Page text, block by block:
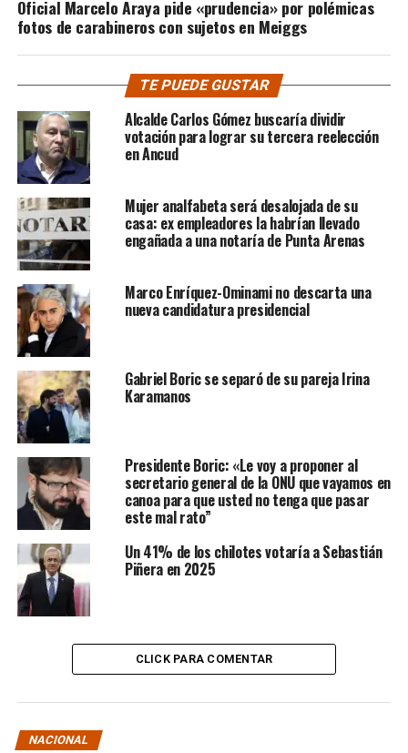
Oficial Marcelo Araya pide «prudencia» por polémicas
fotos de carabineros con sujetos en Meiggs
TE PUEDE GUSTAR
Alcalde Carlos Gómez buscaría dividir
votación para lograr su tercera reelección
en Ancud
Mujer analfabeta será desalojada de su
casa: ex empleadores la habrían llevado
engañada a una notaría de Punta Arenas
Marco Enríquez-Ominami no descarta una
nueva candidatura presidencial
Gabriel Boric se separó de su pareja Irina
Karamanos
Presidente Boric: «Le voy a proponer al
secretario general de la ONU que vayamos en
canoa para que usted no tenga que pasar
este mal rato”
Un 41% de los chilotes votaría a Sebastián
Piñera en 2025
CLICK PARA COMENTAR
NACIONAL